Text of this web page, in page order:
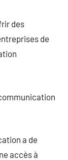
des
de
a de
accès à